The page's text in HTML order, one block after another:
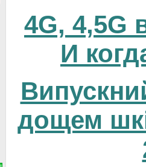
4G, 4,5G
И
дощем